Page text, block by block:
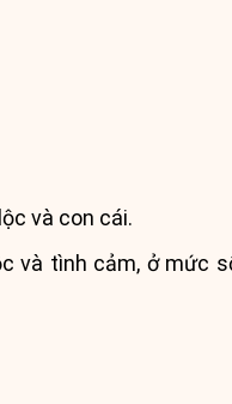
và con cái.
và tình cảm, ở mức